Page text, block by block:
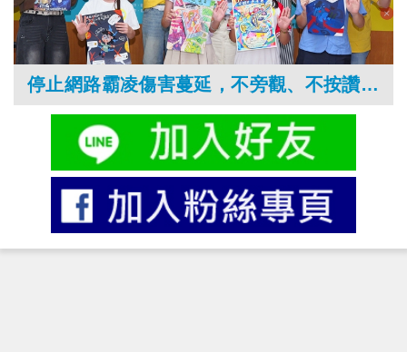
停止網路霸凌傷害蔓延，不旁觀、不按讚、不轉傳是關鍵